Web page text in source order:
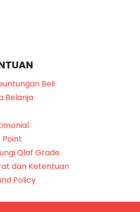
Beli
Belanja
Point
Qlaf Grade
dan Ketentuan
Policy